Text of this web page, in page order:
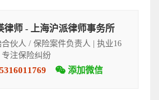
律师 - 上海沪派律师事务所
合伙人 / 保险案件负责人 | 执业16
专注保险纠纷
添加微信